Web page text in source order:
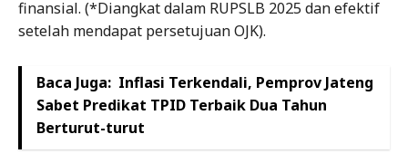
finansial. (*Diangkat dalam RUPSLB 2025 dan efektif
setelah mendapat persetujuan OJK).
Baca Juga: Inflasi Terkendali, Pemprov Jateng
Sabet Predikat TPID Terbaik Dua Tahun
Berturut-turut